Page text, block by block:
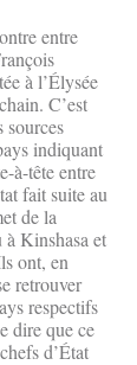
entre
à l’Élysée
C’est
sources
indiquant
à-tête entre
fait suite au
de la
Kinshasa et
ont, en
retrouver
respectifs
dire que ce
d’État